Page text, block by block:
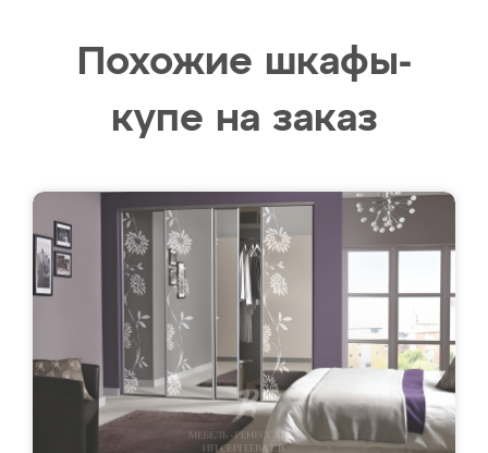
Похожие шкафы-
купе на заказ